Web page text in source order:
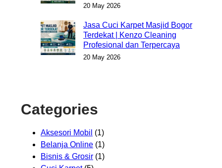
20 May 2026
Jasa Cuci Karpet Masjid Bogor
Terdekat | Kenzo Cleaning
Profesional dan Terpercaya
20 May 2026
Categories
Aksesori Mobil (1)
Belanja Online (1)
Bisnis & Grosir (1)